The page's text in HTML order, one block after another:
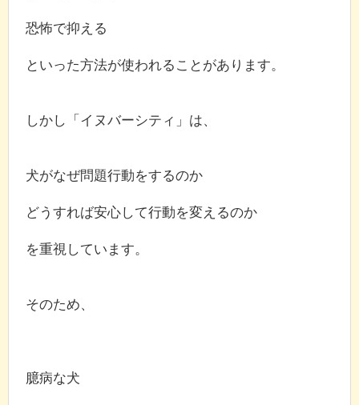
恐怖で抑える
といった方法が使われることがあります。
しかし「イヌバーシティ」は、
犬がなぜ問題行動をするのか
どうすれば安心して行動を変えるのか
を重視しています。
そのため、
臆病な犬